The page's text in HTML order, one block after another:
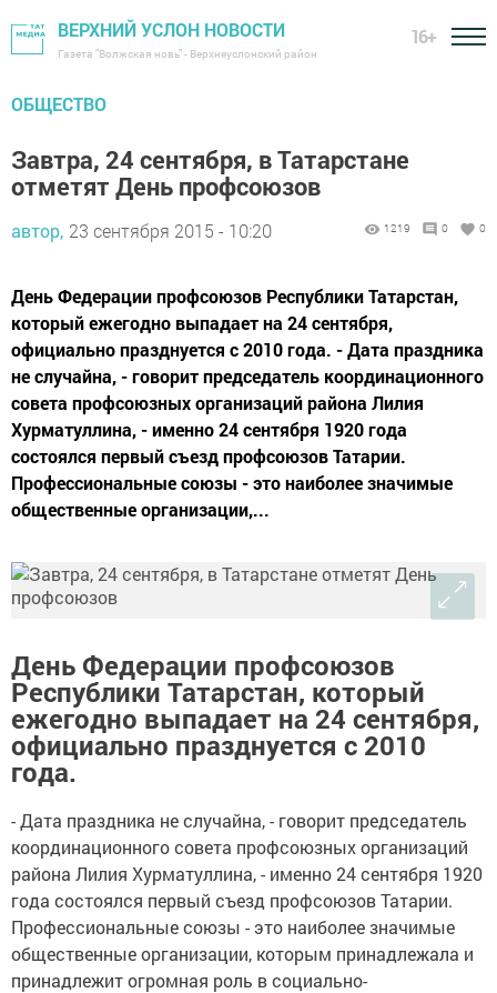
ВЕРХНИЙ УСЛОН НОВОСТИ
Газета "Волжская новь" - Верхнеуслонский район
16+
ОБЩЕСТВО
Завтра, 24 сентября, в Татарстане
отметят День профсоюзов
автор, 23 сентября 2015 - 10:20 1219 0 0
День Федерации профсоюзов Республики Татарстан,
который ежегодно выпадает на 24 сентября,
официально празднуется с 2010 года. - Дата праздника
не случайна, - говорит председатель координационного
совета профсоюзных организаций района Лилия
Хурматуллина, - именно 24 сентября 1920 года
состоялся первый съезд профсоюзов Татарии.
Профессиональные союзы - это наиболее значимые
общественные организации,...
День Федерации профсоюзов
Республики Татарстан, который
ежегодно выпадает на 24 сентября,
официально празднуется с 2010
года.
- Дата праздника не случайна, - говорит председатель
координационного совета профсоюзных организаций
района Лилия Хурматуллина, - именно 24 сентября 1920
года состоялся первый съезд профсоюзов Татарии.
Профессиональные союзы - это наиболее значимые
общественные организации, которым принадлежала и
принадлежит огромная роль в социально-